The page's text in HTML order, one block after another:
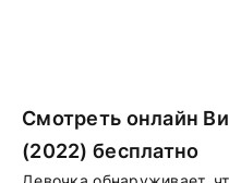
Смотреть онлайн
(2022) бесплатно